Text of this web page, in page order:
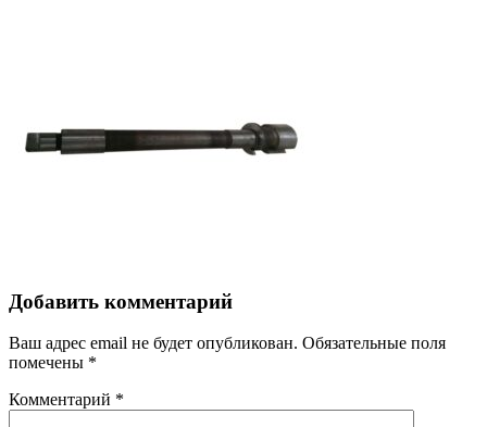
Добавить комментарий
Ваш адрес email не будет опубликован. Обязательные поля
помечены *
Комментарий *